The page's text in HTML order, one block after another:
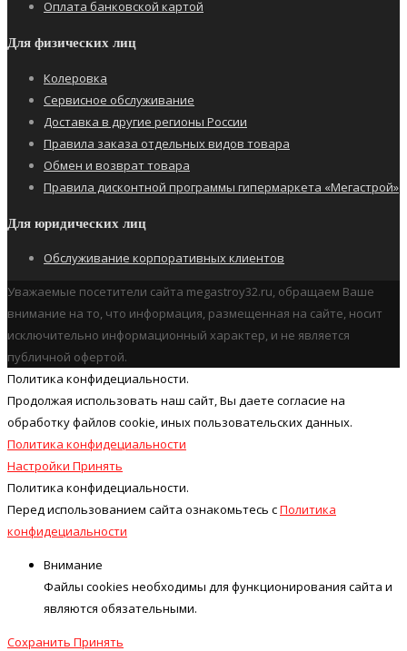
Оплата банковской картой
Для физических лиц
Колеровка
Сервисное обслуживание
Доставка в другие регионы России
Правила заказа отдельных видов товара
Обмен и возврат товара
Правила дисконтной программы гипермаркета «Мегастрой»
Для юридических лиц
Обслуживание корпоративных клиентов
Уважаемые посетители сайта megastroy32.ru, обращаем Ваше
внимание на то, что информация, размещенная на сайте, носит
исключительно информационный характер, и не является
публичной офертой.
Политика конфидециальности.
Продолжая использовать наш cайт, Вы даете согласие на
обработку файлов cookie, иных пользовательских данных.
Политика конфидециальности
Настройки Принять
Политика конфидециальности.
Перед использованием сайта ознакомьтесь сПолитика
конфидециальности
Внимание
Файлы cookies необходимы для функционирования сайта и
являются обязательными.
Сохранить Принять